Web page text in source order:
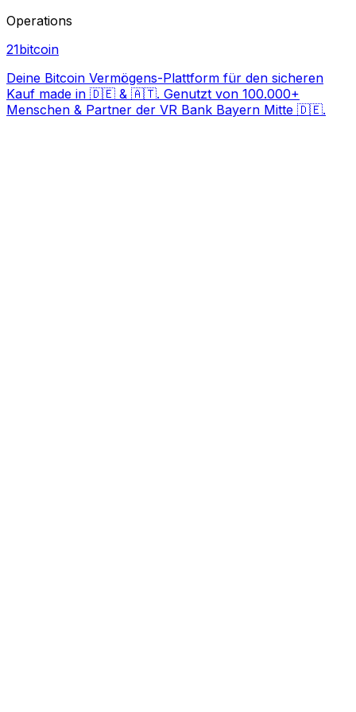
Operations
21bitcoin
Deine Bitcoin Vermögens-Plattform für den sicheren
Kauf made in 🇩🇪 & 🇦🇹. Genutzt von 100.000+
Menschen & Partner der VR Bank Bayern Mitte 🇩🇪.